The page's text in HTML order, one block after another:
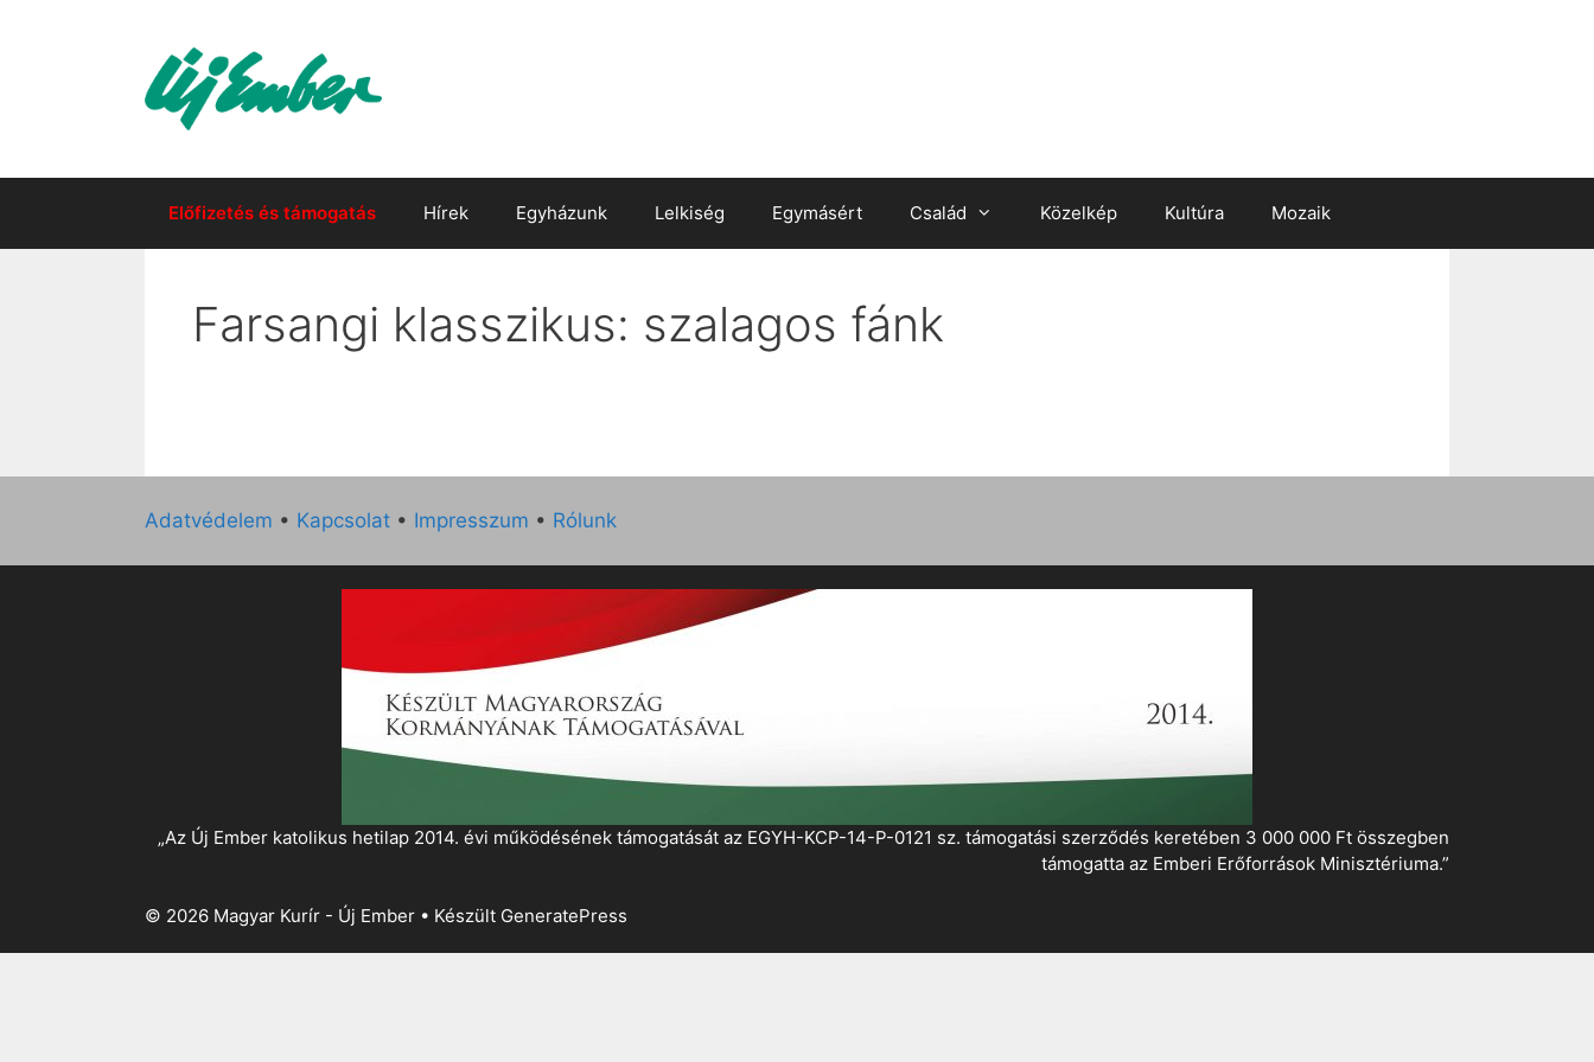
Előfizetés és támogatás Hírek Egyházunk Lelkiség Egymásért Család Közelkép Kultúra Mozaik
Farsangi klasszikus: szalagos fánk
Adatvédelem • Kapcsolat • Impresszum • Rólunk
„Az Új Ember katolikus hetilap 2014. évi működésének támogatását az EGYH-KCP-14-P-0121 sz. támogatási szerződés keretében 3 000 000 Ft összegben
támogatta az Emberi Erőforrások Minisztériuma.”
© 2026 Magyar Kurír - Új Ember • Készült GeneratePress